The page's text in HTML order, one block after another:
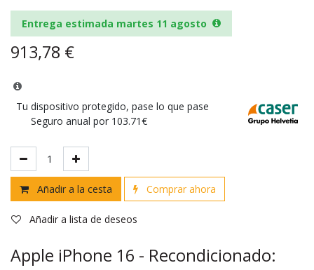
Entrega estimada martes 11 agosto
913,78 €
Tu dispositivo protegido, pase lo que pase
Seguro anual por 103.71€
Añadir a la cesta Comprar ahora
Añadir a lista de deseos
Apple iPhone 16 - Recondicionado: